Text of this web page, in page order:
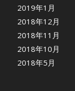
2019年1月
2018年12月
2018年11月
2018年10月
2018年5月